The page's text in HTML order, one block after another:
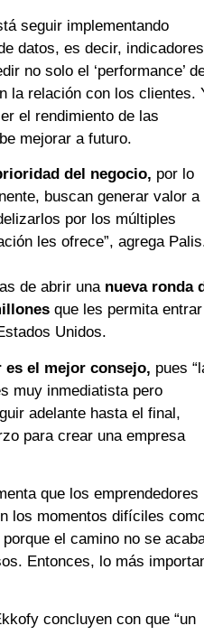
seguir implementando
datos, es decir,
no solo el ‘performance’
la relación con los clientes.
el rendimiento de las
mejorar a futuro.
del negocio, por lo
buscan generar valor a
por los múltiples
les ofrece”, agrega
de abrir una nueva ronda
que les permita entrar
Unidos.
es el mejor consejo, pues
muy inmediatista pero
adelante hasta el final,
para crear una empresa
que los emprendedores
los momentos difíciles
el camino no se
Entonces, lo más
concluyen con que “un